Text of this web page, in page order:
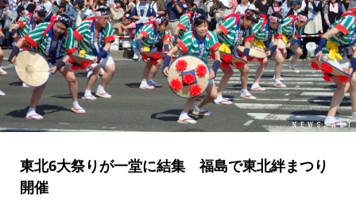
東北6大祭りが一堂に結集 福島で東北絆まつり
開催